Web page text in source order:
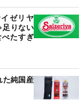
ゼリヤ
りない
たすぎ
た純国産